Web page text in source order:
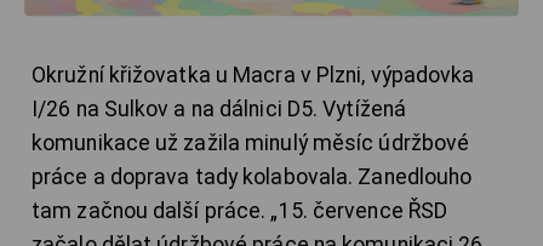
Okružní křižovatka u Macra v Plzni, výpadovka
I/26 na Sulkov a na dálnici D5. Vytížená
komunikace už zažila minulý měsíc údržbové
práce a doprava tady kolabovala. Zanedlouho
tam začnou další práce. „15. července ŘSD